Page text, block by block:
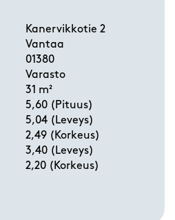
Kanervikkotie 2
Vantaa
01380
Varasto
31 m²
5,60 (Pituus)
5,04 (Leveys)
2,49 (Korkeus)
3,40 (Leveys)
2,20 (Korkeus)